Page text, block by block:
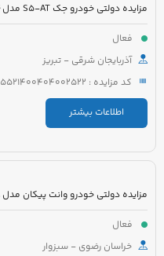
مزایده دولتی خودرو جک S5-AT مدل 1396 رنگ سفید
فعال
آذربایجان شرقی - تبریز
کد مزایده : 5521400404002522
اطلاعات بیشتر
فعال
خراسان رضوی - سبزوار